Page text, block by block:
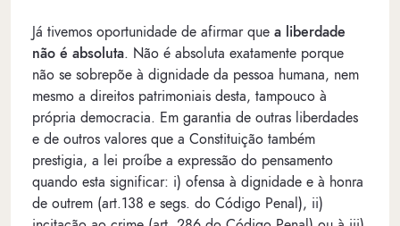
Já tivemos oportunidade de afirmar que a liberdade
não é absoluta. Não é absoluta exatamente porque
não se sobrepõe à dignidade da pessoa humana, nem
mesmo a direitos patrimoniais desta, tampouco à
própria democracia. Em garantia de outras liberdades
e de outros valores que a Constituição também
prestigia, a lei proíbe a expressão do pensamento
quando esta significar: i) ofensa à dignidade e à honra
de outrem (art.138 e segs. do Código Penal), ii)